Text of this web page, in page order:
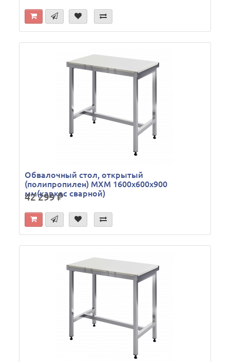
Обвалочный стол, открытый
(полипропилен) МХМ 1600х600х900
мм(каркас сварной)
42 299р.